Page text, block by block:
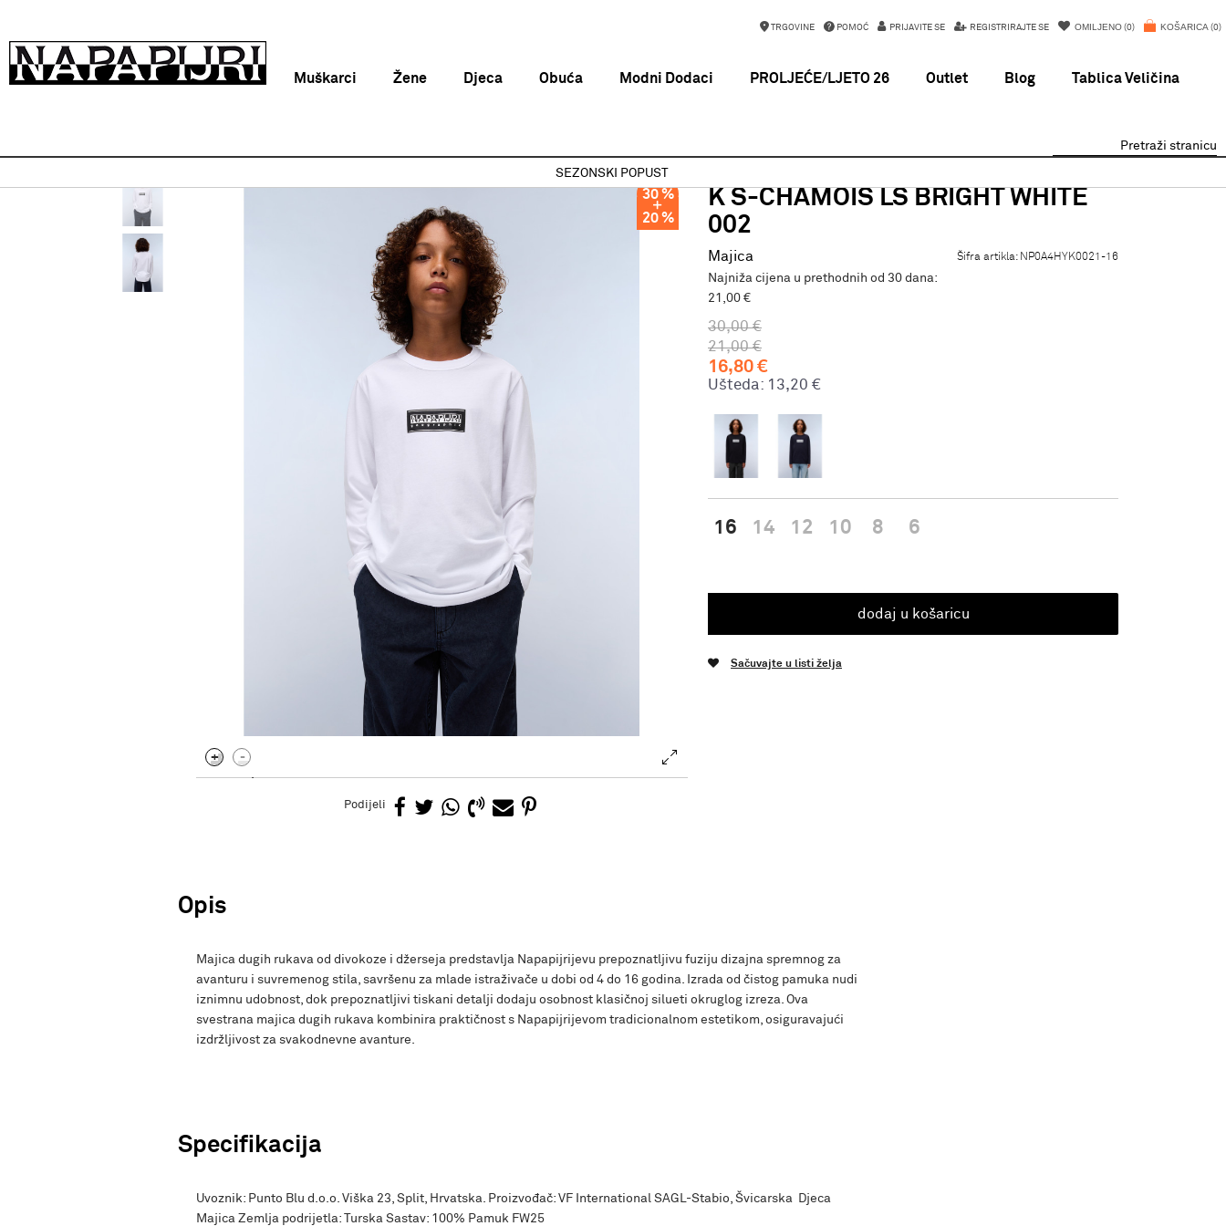
KOŠARICA 0
OMILJENO 0
PRIJAVITE SE REGISTRIRAJTE SE
TRGOVINE POMOĆ
Muškarci Žene Djeca Obuća Modni Dodaci PROLJEĆE/LJETO 26 Outlet Blog Tablica Veličina
Pretraži stranicu
SEZONSKI POPUST
.
30 %
20 %
Podijeli
K S-CHAMOIS LS BRIGHT WHITE
002
Majica Šifra artikla: NP0A4HYK0021-16
Najniža cijena u prethodnih od 30 dana:
21,00 €
30,00 €
21,00 €
16,80 €
Ušteda: 13,20 €
16 14 12 10 8 6
dodaj u košaricu
Sačuvajte u listi želja
Opis
Majica dugih rukava od divokoze i džerseja predstavlja Napapijrijevu prepoznatljivu fuziju dizajna spremnog za
avanturu i suvremenog stila, savršenu za mlade istraživače u dobi od 4 do 16 godina. Izrada od čistog pamuka nudi
iznimnu udobnost, dok prepoznatljivi tiskani detalji dodaju osobnost klasičnoj silueti okruglog izreza. Ova
svestrana majica dugih rukava kombinira praktičnost s Napapijrijevom tradicionalnom estetikom, osiguravajući
izdržljivost za svakodnevne avanture.
Specifikacija
Uvoznik: Punto Blu d.o.o. Viška 23, Split, Hrvatska. Proizvođač: VF International SAGL-Stabio, Švicarska Djeca
Majica Zemlja podrijetla: Turska Sastav: 100% Pamuk FW25